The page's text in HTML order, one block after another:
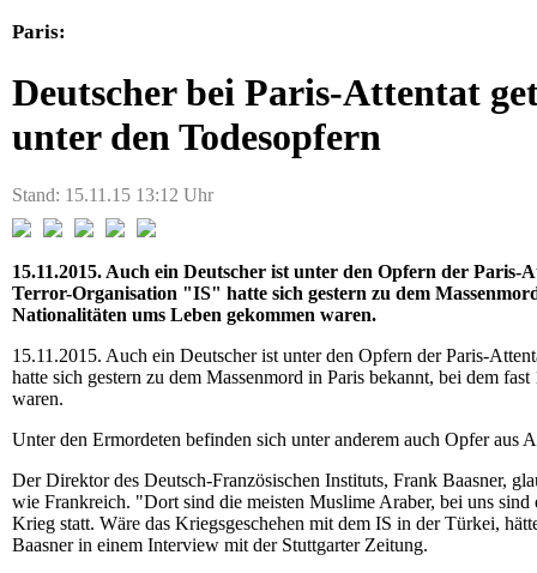
Paris:
Deutscher bei Paris-Attentat
unter den Todesopfern
Stand: 15.11.15 13:12 Uhr
15.11.2015. Auch ein Deutscher ist unter den Opfern der
Terror-Organisation "IS" hatte sich gestern zu dem
Nationalitäten ums Leben gekommen waren.
15.11.2015. Auch ein Deutscher ist unter den Opfern der Paris-
hatte sich gestern zu dem Massenmord in Paris bekannt, bei dem
waren.
Unter den Ermordeten befinden sich unter anderem auch Opfer aus
Der Direktor des Deutsch-Französischen Instituts, Frank Baasner,
wie Frankreich. "Dort sind die meisten Muslime Araber, bei uns
Krieg statt. Wäre das Kriegsgeschehen mit dem IS in der Türkei,
Baasner in einem Interview mit der Stuttgarter Zeitung.